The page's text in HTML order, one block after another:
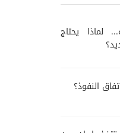
لماذا يحتاج
النفوذ؟